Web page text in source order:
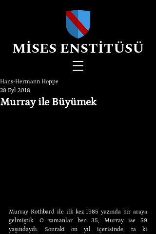
MİSES ENSTİTÜSÜ
Murray ile Büyümek
Hans-Hermann Hoppe
28 Eyl 2018
Murray Rothbard ile ilk kez 1985 yazında bir araya
gelmiştik. O zamanlar ben 35, Murray ise 59
yaşındaydı. Sonraki on yıl içerisinde, ta ki